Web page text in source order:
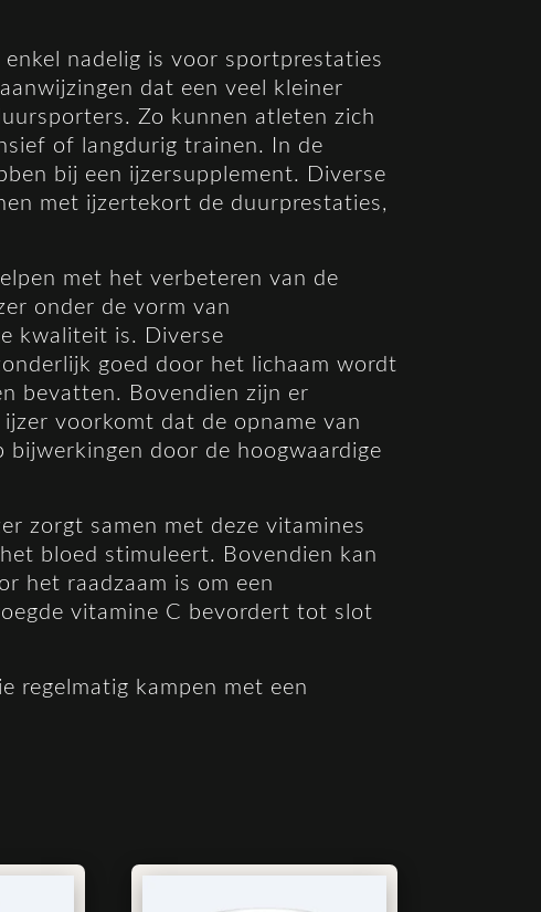
nadelig is voor sportprestaties
dat een veel kleiner
Zo kunnen atleten zich
of langdurig trainen. In de
bij een ijzersupplement. Diverse
met ijzertekort de duurprestaties,
met het verbeteren van de
onder de vorm van
kwaliteit is. Diverse
goed door het lichaam wordt
bevatten. Bovendien zijn er
voorkomt dat de opname van
door de hoogwaardige
zorgt samen met deze vitamines
bloed stimuleert. Bovendien kan
het raadzaam is om een
vitamine C bevordert tot slot
regelmatig kampen met een